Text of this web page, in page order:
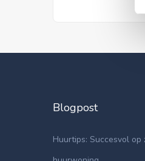
Blogpost
Huurtips: Succesvol